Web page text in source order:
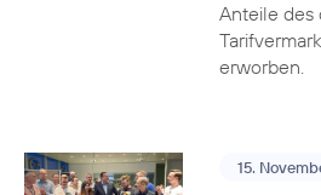
Anteile des
erworben.
15.